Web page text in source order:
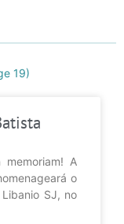
19)
A
o
SJ, no